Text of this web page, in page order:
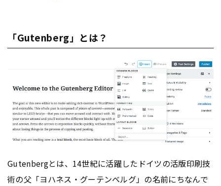
「Gutenberg」とは？
Gutenbergとは、14世紀に活躍したドイツの活版印刷技
術の父「ヨハネス・グーテンベルグ」の名前にちなんで